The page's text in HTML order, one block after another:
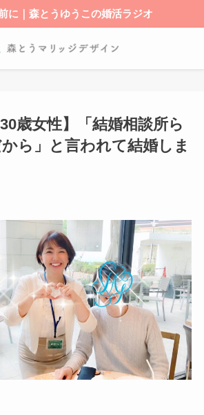
に｜森とうゆうこの婚活ラジオ
30歳女性】「結婚相談所ら
ら」と言われて結婚しま